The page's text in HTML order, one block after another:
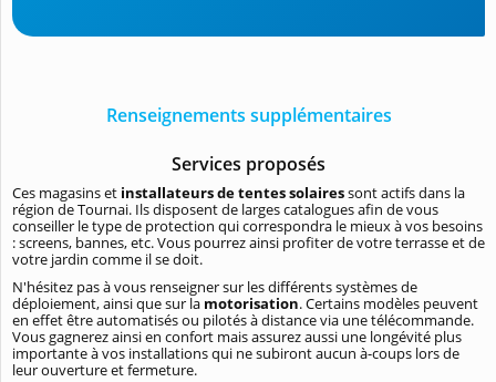
Renseignements supplémentaires
Services proposés
Ces magasins et installateurs de tentes solairessont actifs dans la
région de Tournai. Ils disposent de larges catalogues afin de vous
conseiller le type de protection qui correspondra le mieux à vos besoins
: screens, bannes, etc. Vous pourrez ainsi profiter de votre terrasse et de
votre jardin comme il se doit.
N'hésitez pas à vous renseigner sur les différents systèmes de
déploiement, ainsi que sur la motorisation. Certains modèles peuvent
en effet être automatisés ou pilotés à distance via une télécommande.
Vous gagnerez ainsi en confort mais assurez aussi une longévité plus
importante à vos installations qui ne subiront aucun à-coups lors de
leur ouverture et fermeture.